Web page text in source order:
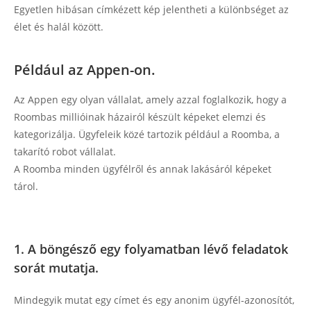
Egyetlen hibásan címkézett kép jelentheti a különbséget az
élet és halál között.
Például az Appen-on.
Az Appen egy olyan vállalat, amely azzal foglalkozik, hogy a
Roombas millióinak házairól készült képeket elemzi és
kategorizálja. Ügyfeleik közé tartozik például a Roomba, a
takarító robot vállalat.
A Roomba minden ügyfélről és annak lakásáról képeket
tárol.
1. A böngésző egy folyamatban lévő feladatok
sorát mutatja.
Mindegyik mutat egy címet és egy anonim ügyfél-azonosítót,